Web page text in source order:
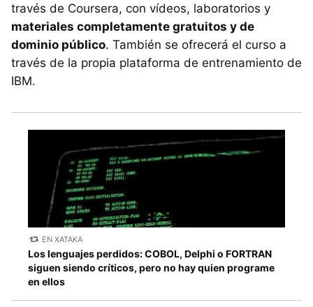
través de Coursera, con vídeos, laboratorios y
materiales completamente gratuitos y de
dominio público. También se ofrecerá el curso a
través de la propia plataforma de entrenamiento de
IBM.
EN XATAKA
Los lenguajes perdidos: COBOL, Delphi o FORTRAN
siguen siendo críticos, pero no hay quien programe
en ellos